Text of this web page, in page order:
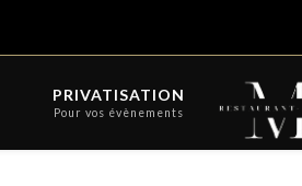
PRIVATISATION
Pour vos évènements